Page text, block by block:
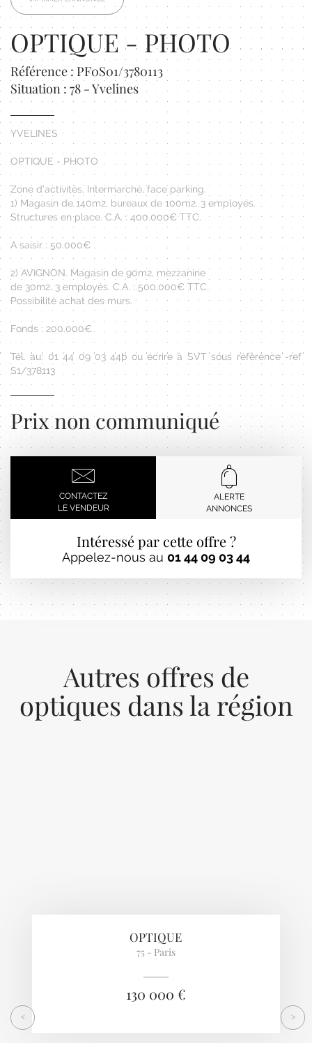
OPTIQUE - PHOTO
Référence : PF0S01/3780113
Situation : 78 - Yvelines
YVELINES
OPTIQUE - PHOTO
Zone d'activités, Intermarché, face parking.
1) Magasin de 140m2, bureaux de 100m2. 3 employés.
Structures en place. C.A. : 400.000€ TTC.
A saisir : 50.000€
2) AVIGNON. Magasin de 90m2, mezzanine
de 30m2. 3 employés. C.A. : 500.000€ TTC.
Possibilité achat des murs.
Fonds : 200.000€
Tél. au: 01 44 09 03 44þ ou écrire à SVT sous référence -ref
S1/378113
Prix non communiqué
CONTACTEZ
LE VENDEUR
ALERTE
ANNONCES
Intéressé par cette offre ?
Appelez-nous au 01 44 09 03 44
Autres offres de
optiques dans la région
OPTIQUE
75 - Paris
130 000 €
< >